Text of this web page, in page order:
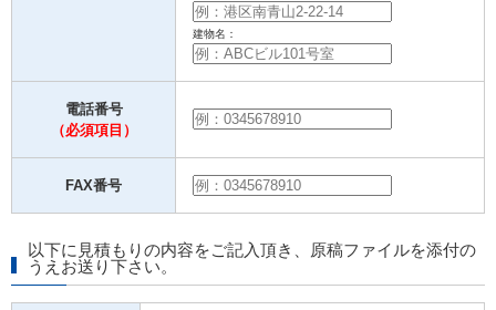
建物名：
電話番号
（必須項目）
FAX番号
以下に見積もりの内容をご記入頂き、原稿ファイルを添付の
うえお送り下さい。